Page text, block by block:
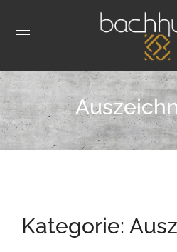
Kategorie: